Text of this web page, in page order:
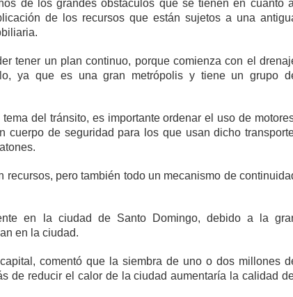
de los grandes obstáculos que se tienen en cuanto
de los recursos que están sujetos a una
tener un plan continuo, porque comienza con el
ya que es una gran metrópolis y tiene un grupo
del tránsito, es importante ordenar el uso de
cuerpo de seguridad para los que usan dicho
recursos, pero también todo un mecanismo de
en la ciudad de Santo Domingo, debido a la
en la ciudad.
comentó que la siembra de uno o dos millones
de reducir el calor de la ciudad aumentaría la calidad